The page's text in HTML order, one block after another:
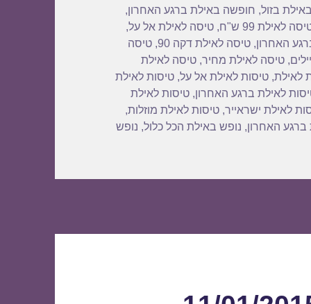
בזול, חופשה באילת ברגע האחרון,
לאילת 99 ש"ח ,טיסה לאילת אל על,
האחרון,טיסה לאילת דקה 90 ,טיסה
,טיסה לאילת מחיר,טיסה לאילת
לאילת,טיסות לאילת אל על,טיסות לאילת
לאילת ברגע האחרון,טיסות לאילת
לאילת ישראייר,טיסות לאילת מוזלות,
ברגע האחרון, נופש באילת הכל כלול, נופש